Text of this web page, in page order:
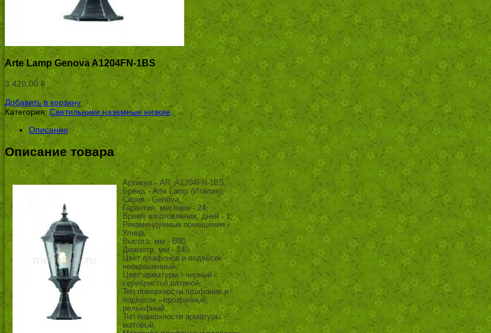
Arte Lamp Genova A1204FN-1BS
3,420.00 Р
УБ.
Добавить в корзину
Категория:Светильники наземные низкие.
Описание
Описание товара
Артикул - AR_A1204FN-1BS,
Бренд - Arte Lamp (Италия),
Серия - Genova,
Гарантия, месяцев - 24,
Время изготовления, дней - 1,
Рекомендуемые помещения -
Улица,
Высота, мм - 600,
Диаметр, мм - 240,
Цвет плафонов и подвесок -
неокрашенный,
Цвет арматуры - черный с
серебристой патиной,
Тип поверхности плафонов и
подвесок - прозрачный,
рельефный,
Тип поверхности арматуры -
матовый,